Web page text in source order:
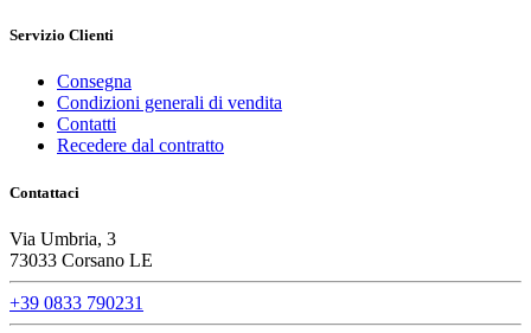
Servizio Clienti
Consegna
Condizioni generali di vendita
Contatti
Recedere dal contratto
Contattaci
Via Umbria, 3
73033 Corsano LE
+39 0833 790231